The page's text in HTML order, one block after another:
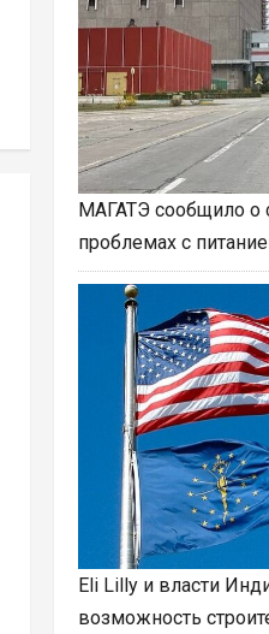
МАГАТЭ сообщило о
проблемах с
Eli Lilly и власти
возможность